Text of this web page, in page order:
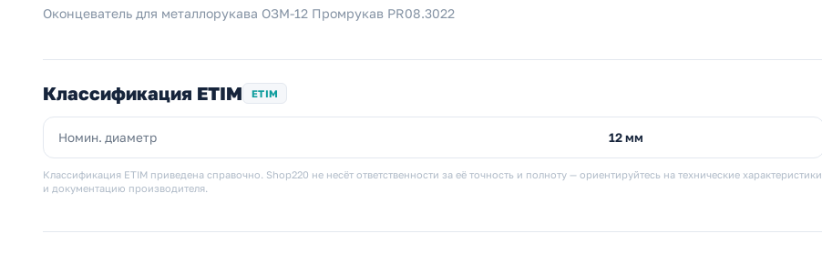
Оконцеватель для металлорукава ОЗМ-12 Промрукав PR08.3022
Классификация ETIM ETIM
Номин. диаметр 12 мм
Классификация ETIM приведена справочно. Shop220 не несёт ответственности за её точность и полноту — ориентируйтесь на технические характеристики
и документацию производителя.